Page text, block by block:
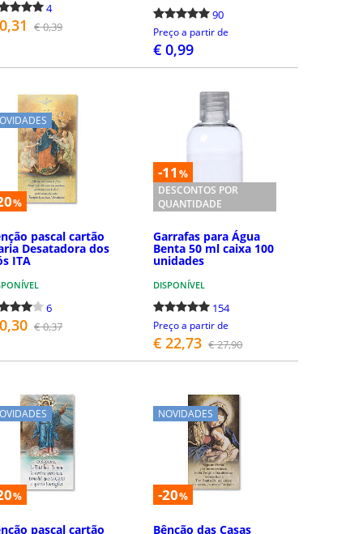
4
€ 0,39
90
Preço a partir de
€ 0,99
%
pascal cartão
Desatadora dos
ITA
6
€ 0,37
-11 %
DESCONTOS POR
QUANTIDADE
Garrafas para Água
Benta 50 ml caixa 100
unidades
DISPONÍVEL
154
Preço a partir de
€ 22,73 € 27,90
%
pascal cartão
NOVIDADES
-20%
Bênção das Casas